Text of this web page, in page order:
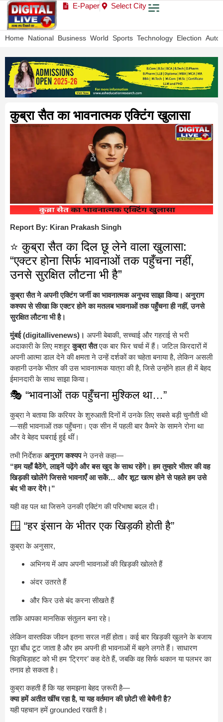
E-Paper Select City
Home National Business World Sports Technology Election Auto
कुब्रा सैत का भावनात्मक एक्टिंग खुलासा
Report By: Kiran Prakash Singh
⭐ कुब्रा सैत का दिल छू लेने वाला खुलासा:
“एक्टर होना सिर्फ भावनाओं तक पहुँचना नहीं,
उनसे सुरक्षित लौटना भी है”
कुब्रा सैत ने अपनी एक्टिंग जर्नी का भावनात्मक अनुभव साझा किया। अनुराग
कश्यप से सीखा कि एक्टर होने का मतलब भावनाओं तक पहुँचना ही नहीं, उनसे
सुरक्षित लौटना भी है।
मुंबई (digitallivenews)। अपनी बेबाकी, सच्चाई और गहराई से भरी
अदाकारी के लिए मशहूरकुब्रा सैतएक बार फिर चर्चा में हैं। जटिल किरदारों में
अपनी आत्मा डाल देने की क्षमता ने उन्हें दर्शकों का चहेता बनाया है, लेकिन असली
कहानी उनके भीतर की उस भावनात्मक यात्रा की है, जिसे उन्होंने हाल ही में बेहद
ईमानदारी के साथ साझा किया।
🎭 “भावनाओं तक पहुँचना मुश्किल था…”
कुब्रा ने बताया कि करियर के शुरुआती दिनों में उनके लिए सबसे बड़ी चुनौती थी
—सही भावनाओं तक पहुँचना। एक सीन में पहली बार कैमरे के सामने रोना था
और वे बेहद घबराई हुई थीं।
तभी निर्देशकअनुराग कश्यपने उनसे कहा—
“हम यहाँ बैठेंगे, लाइनें पढ़ेंगे और बस खुद के साथ रहेंगे। हम तुम्हारे भीतर की वह
खिड़की खोलेंगे जिससे भावनाएँ आ सकें… और शूट खत्म होने से पहले हम उसे
बंद भी कर देंगे।”
यही वह पल था जिसने उनकी एक्टिंग की परिभाषा बदल दी।
🪟 “हर इंसान के भीतर एक खिड़की होती है”
कुब्रा के अनुसार,
अभिनय में आप अपनी भावनाओं की खिड़की खोलते हैं
अंदर उतरते हैं
और फिर उसे बंद करना सीखते हैं
ताकि आपका मानसिक संतुलन बना रहे।
लेकिन वास्तविक जीवन इतना सरल नहीं होता। कई बार खिड़की खुलने के बजाय
पूरा बाँध टूट जाता है और हम अपनी ही भावनाओं में बहने लगते हैं। साधारण
चिड़चिड़ाहट को भी हम ‘ट्रिगर’ कह देते हैं, जबकि वह सिर्फ थकान या पलभर का
तनाव हो सकता है।
कुब्रा कहती हैं कि यह समझना बेहद ज़रूरी है—
क्या हमें अतीत खींच रहा है, या यह वर्तमान की छोटी सी बेचैनी है?
यही पहचान हमें grounded रखती है।